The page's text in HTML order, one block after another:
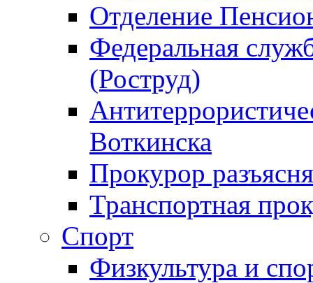
Отделение
Федеральная
(Роструд)
Воткинска
Прокурор
Транспортная
Спорт
Физкультура и